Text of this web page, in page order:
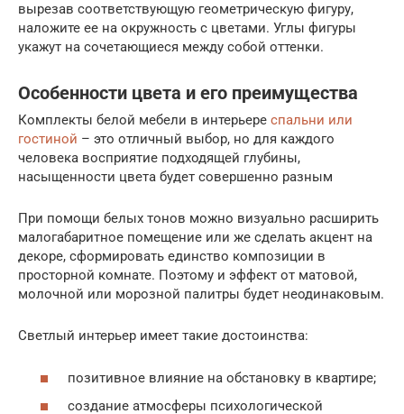
вырезав соответствующую геометрическую фигуру,
наложите ее на окружность с цветами. Углы фигуры
укажут на сочетающиеся между собой оттенки.
Особенности цвета и его преимущества
Комплекты белой мебели в интерьере спальни или
гостиной – это отличный выбор, но для каждого
человека восприятие подходящей глубины,
насыщенности цвета будет совершенно разным
При помощи белых тонов можно визуально расширить
малогабаритное помещение или же сделать акцент на
декоре, сформировать единство композиции в
просторной комнате. Поэтому и эффект от матовой,
молочной или морозной палитры будет неодинаковым.
Светлый интерьер имеет такие достоинства:
позитивное влияние на обстановку в квартире;
создание атмосферы психологической